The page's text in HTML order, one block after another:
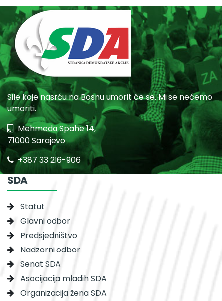
Sile koje nasrću na Bosnu umorit će se. Mi se nećemo
umoriti.
Mehmeda Spahe 14,
71000 Sarajevo
+387 33 216-906
SDA
Statut
Glavni odbor
Predsjedništvo
Nadzorni odbor
Senat SDA
Asocijacija mladih SDA
Organizacija žena SDA